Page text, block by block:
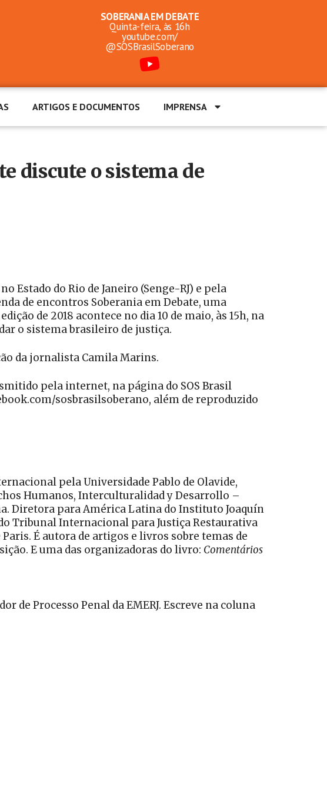
SOBERANIA EM DEBATE
Quinta-feira, às 16h
youtube.com/
@SOSBrasilSoberano
ARTIGOS E DOCUMENTOS IMPRENSA
discute o sistema de
Estado do Rio de Janeiro (Senge-RJ) e pela
de encontros Soberania em Debate, uma
de 2018 acontece no dia 10 de maio, às 15h, na
o sistema brasileiro de justiça.
da jornalista Camila Marins.
pela internet, na página do SOS Brasil
sosbrasilsoberano, além de reproduzido
pela Universidade Pablo de Olavide,
Humanos, Interculturalidad y Desarrollo –
Diretora para América Latina do Instituto Joaquín
Tribunal Internacional para Justiça Restaurativa
É autora de artigos e livros sobre temas de
E uma das organizadoras do livro: Comentários
de Processo Penal da EMERJ. Escreve na coluna